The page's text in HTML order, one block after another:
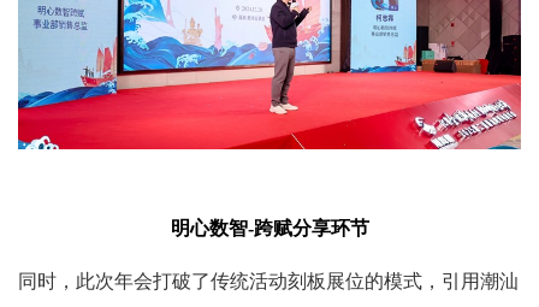
明心数智-跨赋分享环节
同时，此次年会打破了传统活动刻板展位的模式，引用潮汕